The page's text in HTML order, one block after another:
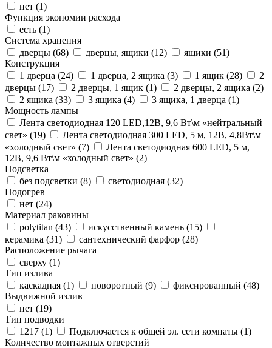
нет (1)
Функция экономии расхода
есть (1)
Система хранения
дверцы (68) дверцы, ящики (12) ящики (51)
Конструкция
1 дверца (24) 1 дверца, 2 ящика (3) 1 ящик (28)
2
дверцы (17) 2 дверцы, 1 ящик (1) 2 дверцы, 2 ящика (2)
2 ящика (33) 3 ящика (4) 3 ящика, 1 дверца (1)
Мощность лампы
Лента светодиодная 120 LED,12В, 9,6 Вт\м «нейтральный
свет» (19)
Лента светодиодная 300 LED, 5 м, 12В, 4,8Вт\м
«холодный свет» (7)
Лента светодиодная 600 LED, 5 м,
12В, 9,6 Вт\м «холодный свет» (2)
Подсветка
без подсветки (8) светодиодная (32)
Подогрев
нет (24)
Материал раковины
polytitan (43) искусственный камень (15)
керамика (31) сантехнический фарфор (28)
Расположение рычага
сверху (1)
Тип излива
каскадная (1) поворотный (9) фиксированный (48)
Выдвижной излив
нет (19)
Тип подводки
1217 (1) Подключается к общей эл. сети комнаты (1)
Количество монтажных отверстий